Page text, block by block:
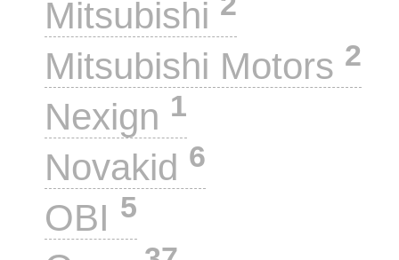
Mitsubishi
Mitsubishi Motors 2
Nexign 1
Novakid 6
OBI 5